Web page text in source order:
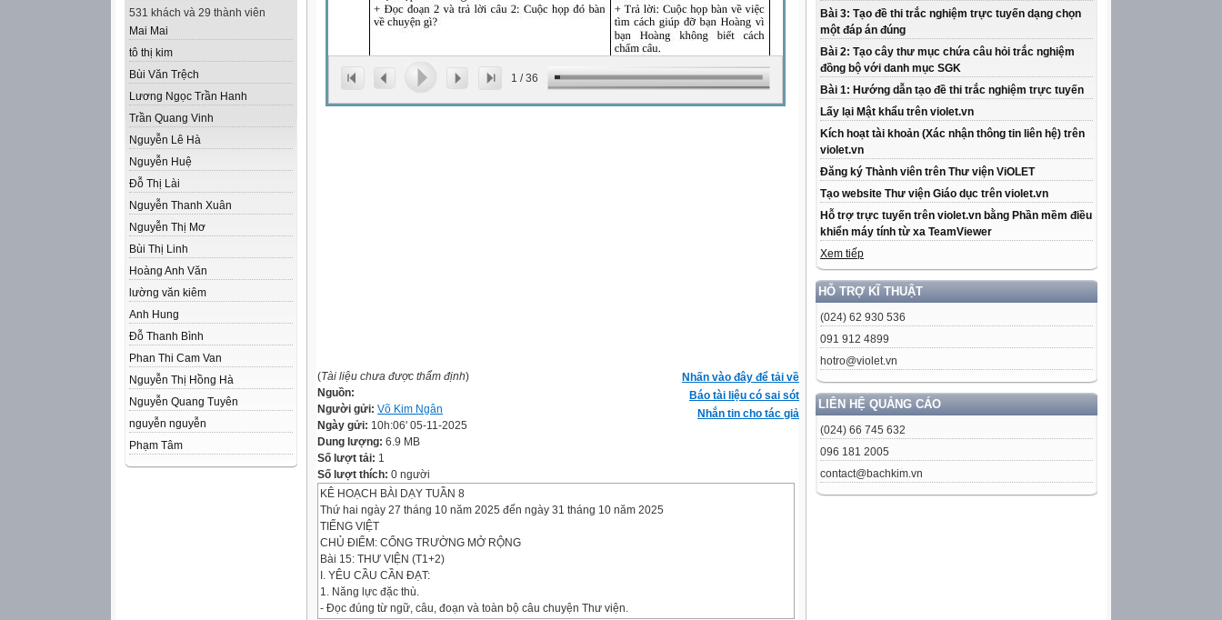
531 khách và 29 thành viên
Mai Mai
tô thị kim
Bùi Văn Trệch
Lương Ngọc Trần Hanh
Trần Quang Vinh
Nguyễn Lê Hà
Nguyễn Huệ
Đỗ Thị Lài
Nguyễn Thanh Xuân
Nguyễn Thị Mơ
Bùi Thị Linh
Hoàng Anh Văn
lường văn kiêm
Anh Hung
Đỗ Thanh Bình
Phan Thi Cam Van
Nguyễn Thị Hồng Hà
Nguyễn Quang Tuyên
nguyễn nguyễn
Phạm Tâm
Bài 3: Tạo đề thi trắc nghiệm trực tuyến dạng chọn
một đáp án đúng
Bài 2: Tạo cây thư mục chứa câu hỏi trắc nghiệm
đồng bộ với danh mục SGK
Bài 1: Hướng dẫn tạo đề thi trắc nghiệm trực tuyến
Lấy lại Mật khẩu trên violet.vn
Kích hoạt tài khoản (Xác nhận thông tin liên hệ) trên
violet.vn
Đăng ký Thành viên trên Thư viện ViOLET
Tạo website Thư viện Giáo dục trên violet.vn
Hỗ trợ trực tuyến trên violet.vn bằng Phần mềm điều
khiển máy tính từ xa TeamViewer
Xem tiếp
HỖ TRỢ KĨ THUẬT
(024) 62 930 536
091 912 4899
hotro@violet.vn
LIÊN HỆ QUẢNG CÁO
(024) 66 745 632
096 181 2005
contact@bachkim.vn
1 /36
Nhấn vào đây để tải về
Báo tài liệu có sai sót
Nhắn tin cho tác giả
(Tài liệu chưa được thẩm định)
Nguồn:
Người gửi: Võ Kim Ngân
Ngày gửi: 10h:06' 05-11-2025
Dung lượng: 6.9 MB
Số lượt tải: 1
Số lượt thích: 0 người
KÊ HOẠCH BÀI DẠY TUẦN 8
Thứ hai ngày 27 tháng 10 năm 2025 đến ngày 31 tháng 10 năm 2025
TIẾNG VIỆT
CHỦ ĐIỂM: CỔNG TRƯỜNG MỞ RỘNG
Bài 15: THƯ VIỆN (T1+2)
I. YÊU CẦU CẦN ĐẠT:
1. Năng lực đặc thù.
- Đọc đúng từ ngữ, câu, đoạn và toàn bộ câu chuyện Thư viện.